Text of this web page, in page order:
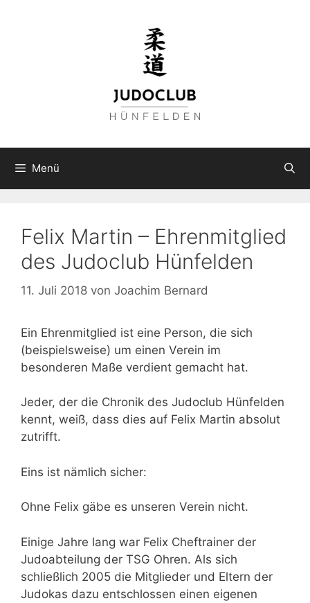
Menü
Felix Martin – Ehrenmitglied
des Judoclub Hünfelden
11. Juli 2018 von Joachim Bernard
Ein Ehrenmitglied ist eine Person, die sich
(beispielsweise) um einen Verein im
besonderen Maße verdient gemacht hat.
Jeder, der die Chronik des Judoclub Hünfelden
kennt, weiß, dass dies auf Felix Martin absolut
zutrifft.
Eins ist nämlich sicher:
Ohne Felix gäbe es unseren Verein nicht.
Einige Jahre lang war Felix Cheftrainer der
Judoabteilung der TSG Ohren. Als sich
schließlich 2005 die Mitglieder und Eltern der
Judokas dazu entschlossen einen eigenen